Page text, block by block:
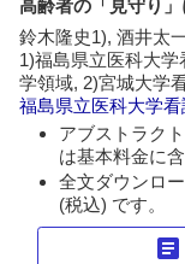
高齢者の「見守り
鈴木隆史1), 酒井太
1)福島県立医科大
学領域, 2)宮城大学
福島県立医科大学
アブストラク
は基本料金に含
全文ダウンロ
(税込) です。
article